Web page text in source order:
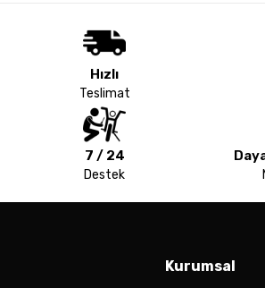
Hızlı
Teslimat
7 / 24
Destek
Kurumsal